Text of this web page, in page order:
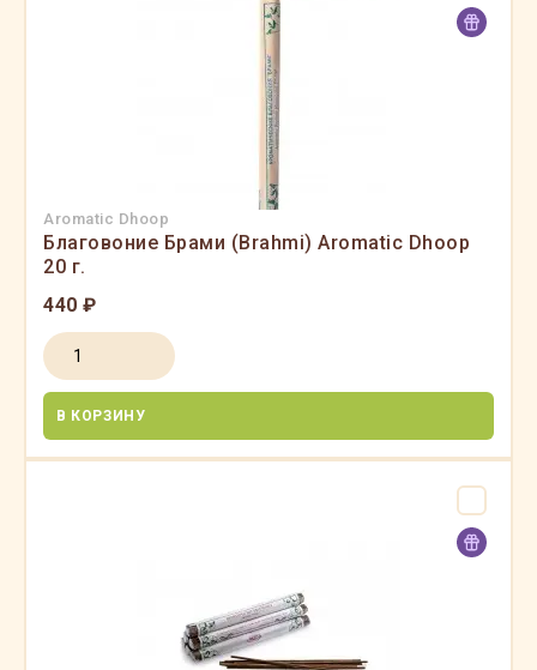
Aromatic Dhoop
Благовоние Брами (Brahmi) Aromatic Dhoop
20 г.
440 ₽
В КОРЗИНУ